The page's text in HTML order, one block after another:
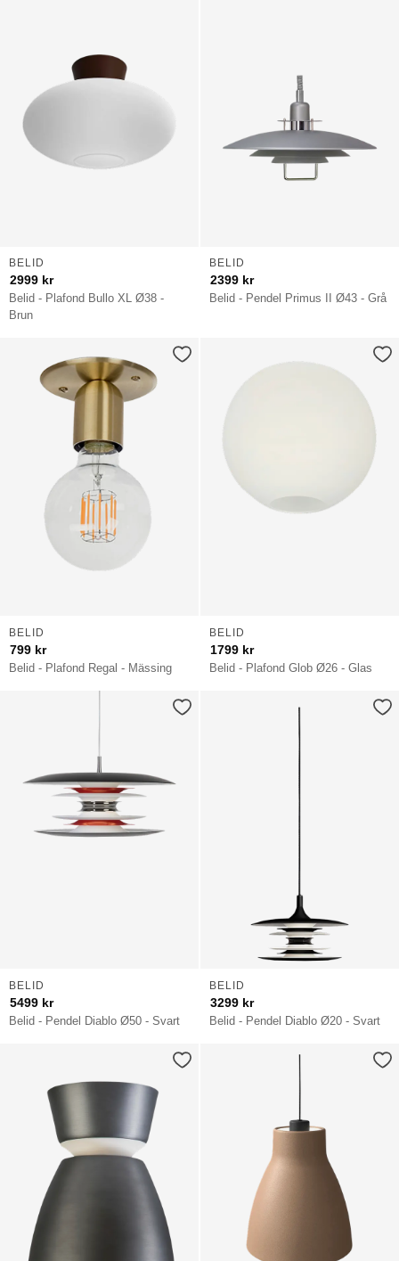
Belid - Plafond Bullo XL Ø38 -
Brun
BELID
2999 kr
Belid - Pendel Primus II Ø43 - Grå
BELID
2399 kr
Belid - Plafond Regal - Mässing
BELID
799 kr
Belid - Plafond Glob Ø26 - Glas
BELID
1799 kr
Belid - Pendel Diablo Ø50 - Svart
BELID
5499 kr
Belid - Pendel Diablo Ø20 - Svart
BELID
3299 kr